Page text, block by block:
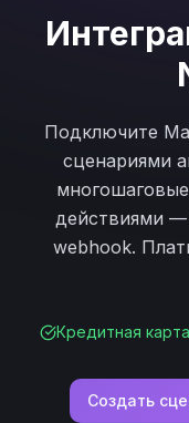
Подключите
сценариями
действиями
webhook.
Кредитная
Создать